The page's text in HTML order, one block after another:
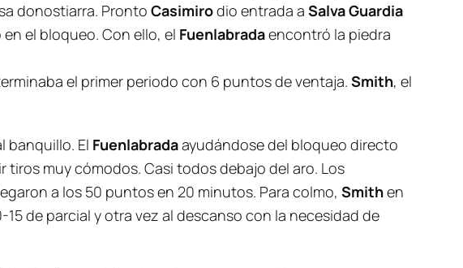
donostiarra. Pronto Casimirodio entrada a Salva Guardia
el bloqueo. Con ello, el Fuenlabradaencontró la piedra
el primer periodo con 6 puntos de ventaja. Smith, el
banquillo. El Fuenlabradaayudándose del bloqueo directo
muy cómodos. Casi todos debajo del aro. Los
a los 50 puntos en 20 minutos. Para colmo, Smithen
de parcial y otra vez al descanso con la necesidad de